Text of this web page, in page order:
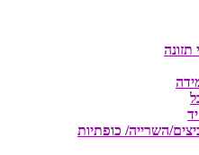
תזונה
השרייה/ כופתיות